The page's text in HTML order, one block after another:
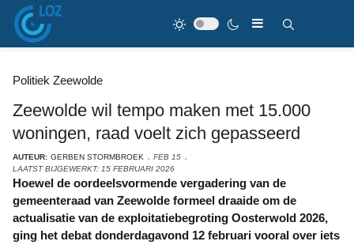
Politiek Zeewolde
Zeewolde wil tempo maken met 15.000
woningen, raad voelt zich gepasseerd
AUTEUR: GERBEN STORMBROEK
FEB 15
LAATST BIJGEWERKT: 15 FEBRUARI 2026
Hoewel de oordeelsvormende vergadering van de
gemeenteraad van Zeewolde formeel draaide om de
actualisatie van de exploitatiebegroting Oosterwold 2026,
ging het debat donderdagavond 12 februari vooral over iets